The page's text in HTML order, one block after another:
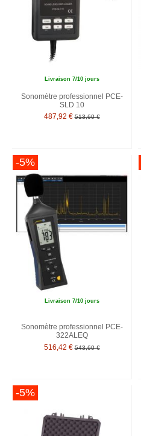
Livraison 7/10 jours
Sonomètre professionnel PCE-
SLD 10
487,92 € 513,60 €
-5%
Livraison 7/10 jours
Sonomètre professionnel PCE-
322ALEQ
516,42 € 543,60 €
-5%